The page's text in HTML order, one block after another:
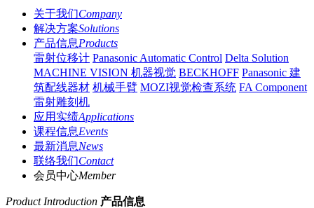
关于我们Company
解决方案Solutions
产品信息Products
雷射位移计 Panasonic Automatic Control Delta Solution
MACHINE VISION 机器视觉 BECKHOFF Panasonic 建
筑配线器材 机械手臂 MOZI视觉检查系统 FA Component
雷射雕刻机
应用实绩Applications
课程信息Events
最新消息News
联络我们Contact
会员中心Member
Product Introduction 产品信息